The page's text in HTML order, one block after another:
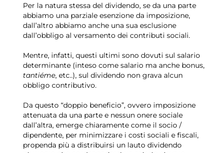
Per la natura stessa del dividendo, se da una parte
abbiamo una parziale esenzione da imposizione,
dall’altro abbiamo anche una sua esclusione
dall’obbligo al versamento dei contributi sociali.
Mentre, infatti, questi ultimi sono dovuti sul salario
determinante (inteso come salario ma anche bonus,
tantiéme, etc..), sul dividendo non grava alcun
obbligo contributivo.
Da questo “doppio beneficio”, ovvero imposizione
attenuata da una parte e nessun onere sociale
dall’altra, emerge chiaramente come il socio /
dipendente, per minimizzare i costi sociali e fiscali,
propenda più a distribuirsi un lauto dividendo